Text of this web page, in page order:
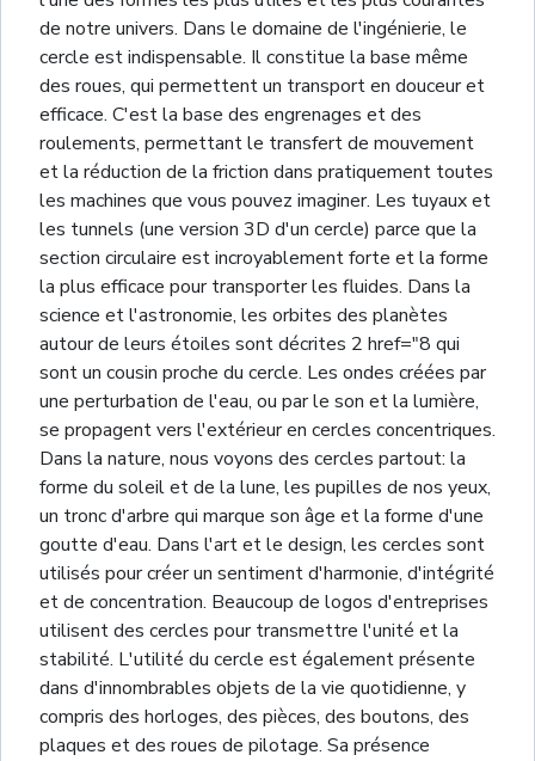
de notre univers. Dans le domaine de l'ingénierie, le
cercle est indispensable. Il constitue la base même
des roues, qui permettent un transport en douceur et
efficace. C'est la base des engrenages et des
roulements, permettant le transfert de mouvement
et la réduction de la friction dans pratiquement toutes
les machines que vous pouvez imaginer. Les tuyaux et
les tunnels (une version 3D d'un cercle) parce que la
section circulaire est incroyablement forte et la forme
la plus efficace pour transporter les fluides. Dans la
science et l'astronomie, les orbites des planètes
autour de leurs étoiles sont décrites 2 href="8 qui
sont un cousin proche du cercle. Les ondes créées par
une perturbation de l'eau, ou par le son et la lumière,
se propagent vers l'extérieur en cercles concentriques.
Dans la nature, nous voyons des cercles partout: la
forme du soleil et de la lune, les pupilles de nos yeux,
un tronc d'arbre qui marque son âge et la forme d'une
goutte d'eau. Dans l'art et le design, les cercles sont
utilisés pour créer un sentiment d'harmonie, d'intégrité
et de concentration. Beaucoup de logos d'entreprises
utilisent des cercles pour transmettre l'unité et la
stabilité. L'utilité du cercle est également présente
dans d'innombrables objets de la vie quotidienne, y
compris des horloges, des pièces, des boutons, des
plaques et des roues de pilotage. Sa présence